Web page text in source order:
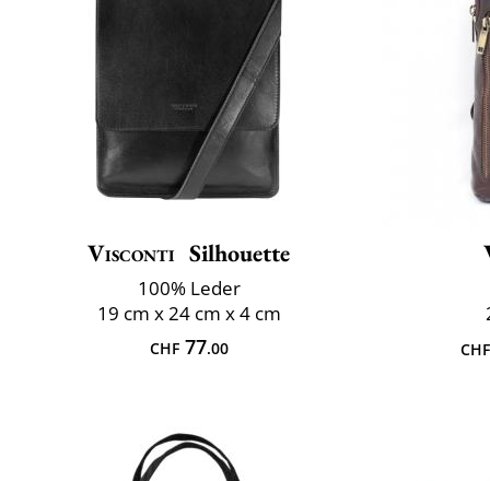
Visconti Silhouette
100% Leder
19 cm x 24 cm x 4 cm
CHF77.00 CHF